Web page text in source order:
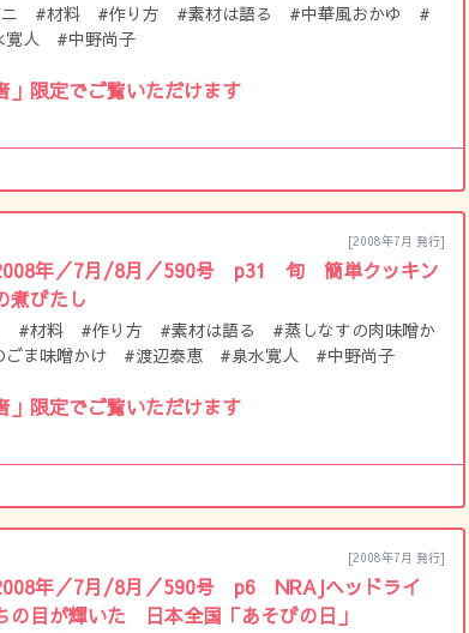
#材料 #作り方 #素材は語る #中華風おかゆ #
人 #中野尚子
限定でご覧いただけます
[2008年7月 発行]
年／7月/8月／590号 p31 旬 簡単クッキン
びたし
#材料 #作り方 #素材は語る #蒸しなすの肉味噌か
ごま味噌かけ #渡辺泰恵 #泉水寛人 #中野尚子
限定でご覧いただけます
[2008年7月 発行]
年／7月/8月／590号 p6 NRAJヘッドライ
目が輝いた 日本全国「あそびの日」